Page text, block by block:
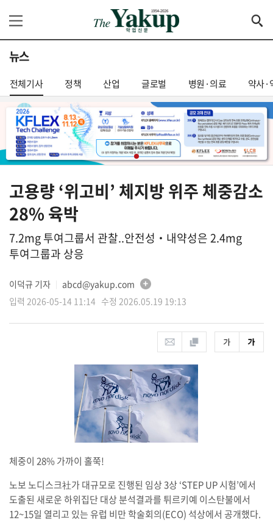
뉴스
전체기사 정책 산업 글로벌 병원·의료 약사·
고용량 ‘위고비’ 체지방 위주 체중감소
28% 육박
7.2mg 투여그룹서 관찰..안전성‧내약성은 2.4mg
투여그룹과 상응
이덕규 기자
abcd@yakup.com
입력 2026-05-14 11:14 수정 2026.05.19 19:13
체중이 28% 가까이 홀쭉!
노보 노디스크社가 대규모로 진행된 임상 3상 ‘STEP UP 시험’에서
도출된 새로운 하위집단 대상 분석결과를 튀르키예 이스탄불에서
12~15일 열리고 있는 유럽 비만 학술회의(ECO) 석상에서 공개했다.